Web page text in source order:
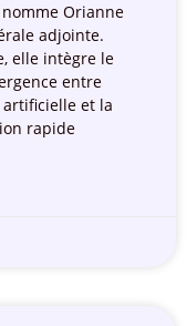
nomme Orianne
adjointe.
elle intègre le
entre
artificielle et la
rapide